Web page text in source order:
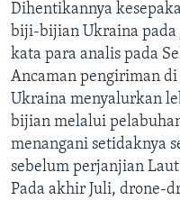
Dihentikannya
biji-bijian Ukraina pada
kata para analis pada
Ancaman pengiriman
Ukraina menyalurkan
bijian melalui
menangani setidaknya
sebelum perjanjian
Pada akhir Juli, drone-